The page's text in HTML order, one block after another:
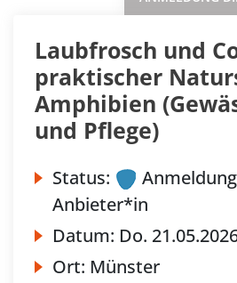
Laubfrosch und
praktischer
Amphibien
und Pflege)
Status:
Anbieter*in
Datum: Do.
Ort: Münster